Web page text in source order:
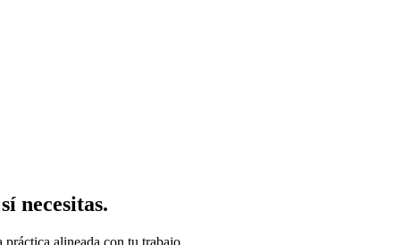
necesitas.